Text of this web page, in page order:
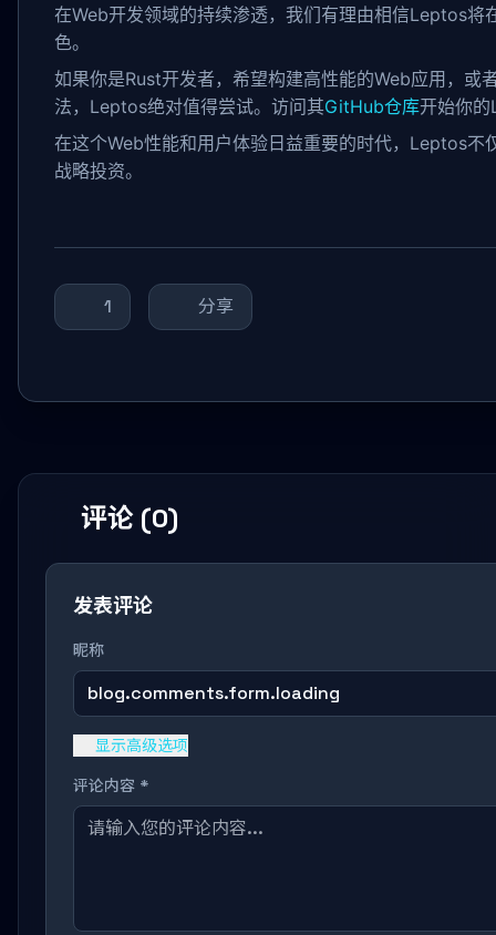
在Web开发领域的持续渗透，我们有理由相信Leptos将
色。
如果你是Rust开发者，希望构建高性能的Web应用，
法，Leptos绝对值得尝试。访问其GitHub仓库开始你
在这个Web性能和用户体验日益重要的时代，Leptos不
战略投资。
1 分享
评论 (0)
发表评论
昵称
blog.comments.form.loading
显示高级选项
评论内容 *